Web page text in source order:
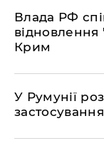
Влада РФ
відновлення
Крим
У Румунії